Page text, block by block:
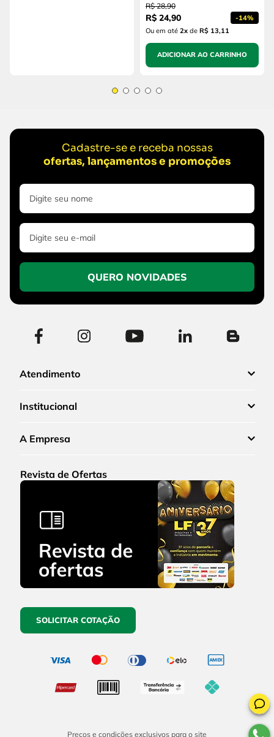
R$ 28,90
R$ 24,90 -14%
Ou em até 2x de R$ 13,11
ADICIONAR AO CARRINHO
Cadastre-se e receba nossas
ofertas, lançamentos e promoções
QUERO NOVIDADES
Atendimento
Institucional
A Empresa
Revista de Ofertas
SOLICITAR COTAÇÃO
Preços e condições exclusivos para o site